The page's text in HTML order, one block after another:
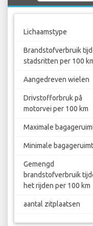
Lichaamstype
Brandstofverbruik
stadsritten per 100
Aangedreven wielen
Drivstofforbruk på
motorvei per 100 km
Maximale
Minimale
Gemengd
brandstofverbruik
het rijden per 100 km
aantal zitplaatsen